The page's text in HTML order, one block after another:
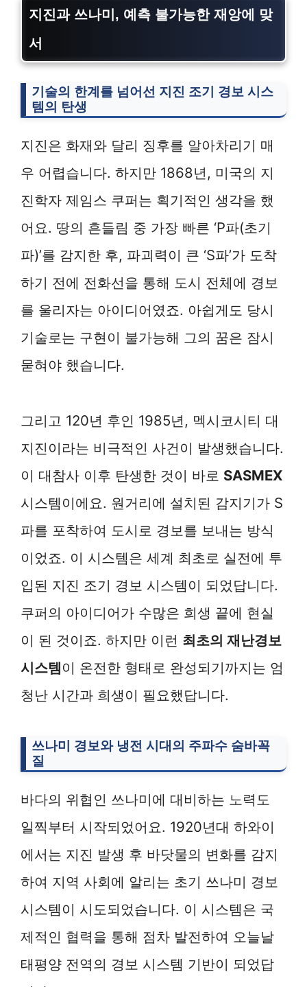
지진과 쓰나미, 예측 불가능한 재앙에 맞
서
기술의 한계를 넘어선 지진 조기 경보 시스
템의 탄생
지진은 화재와 달리 징후를 알아차리기 매
우 어렵습니다. 하지만 1868년, 미국의 지
진학자 제임스 쿠퍼는 획기적인 생각을 했
어요. 땅의 흔들림 중 가장 빠른 ‘P파(초기
파)’를 감지한 후, 파괴력이 큰 ‘S파’가 도착
하기 전에 전화선을 통해 도시 전체에 경보
를 울리자는 아이디어였죠. 아쉽게도 당시
기술로는 구현이 불가능해 그의 꿈은 잠시
묻혀야 했습니다.
그리고 120년 후인 1985년, 멕시코시티 대
지진이라는 비극적인 사건이 발생했습니다.
이 대참사 이후 탄생한 것이 바로 SASMEX
시스템이에요. 원거리에 설치된 감지기가 S
파를 포착하여 도시로 경보를 보내는 방식
이었죠. 이 시스템은 세계 최초로 실전에 투
입된 지진 조기 경보 시스템이 되었답니다.
쿠퍼의 아이디어가 수많은 희생 끝에 현실
이 된 것이죠. 하지만 이런 최초의 재난경보
시스템이 온전한 형태로 완성되기까지는 엄
청난 시간과 희생이 필요했답니다.
쓰나미 경보와 냉전 시대의 주파수 숨바꼭
질
바다의 위협인 쓰나미에 대비하는 노력도
일찍부터 시작되었어요. 1920년대 하와이
에서는 지진 발생 후 바닷물의 변화를 감지
하여 지역 사회에 알리는 초기 쓰나미 경보
시스템이 시도되었습니다. 이 시스템은 국
제적인 협력을 통해 점차 발전하여 오늘날
태평양 전역의 경보 시스템 기반이 되었답